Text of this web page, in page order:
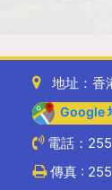
地址：香
Google
電話：
傳真 :